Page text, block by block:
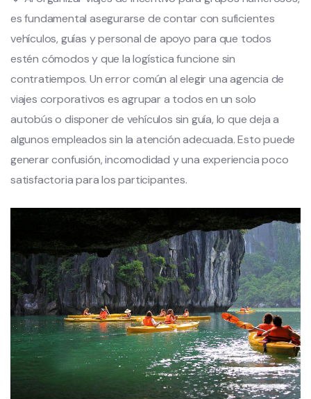
es fundamental asegurarse de contar con suficientes
vehículos, guías y personal de apoyo para que todos
estén cómodos y que la logística funcione sin
contratiempos. Un error común al elegir una agencia de
viajes corporativos es agrupar a todos en un solo
autobús o disponer de vehículos sin guía, lo que deja a
algunos empleados sin la atención adecuada. Esto puede
generar confusión, incomodidad y una experiencia poco
satisfactoria para los participantes.